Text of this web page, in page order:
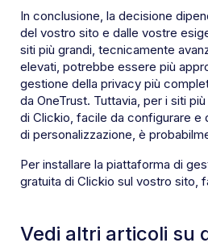
In conclusione, la decisione
del vostro sito e dalle vostre
siti più grandi, tecnicamente
elevati, potrebbe essere più
gestione della privacy più
da OneTrust. Tuttavia, per i siti
di Clickio, facile da configurare e
di personalizzazione, è
Per installare la piattaforma di
gratuita di Clickio sul vostro sito,
Vedi altri articoli su